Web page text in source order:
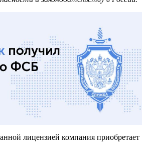
лицензией компания приобретает